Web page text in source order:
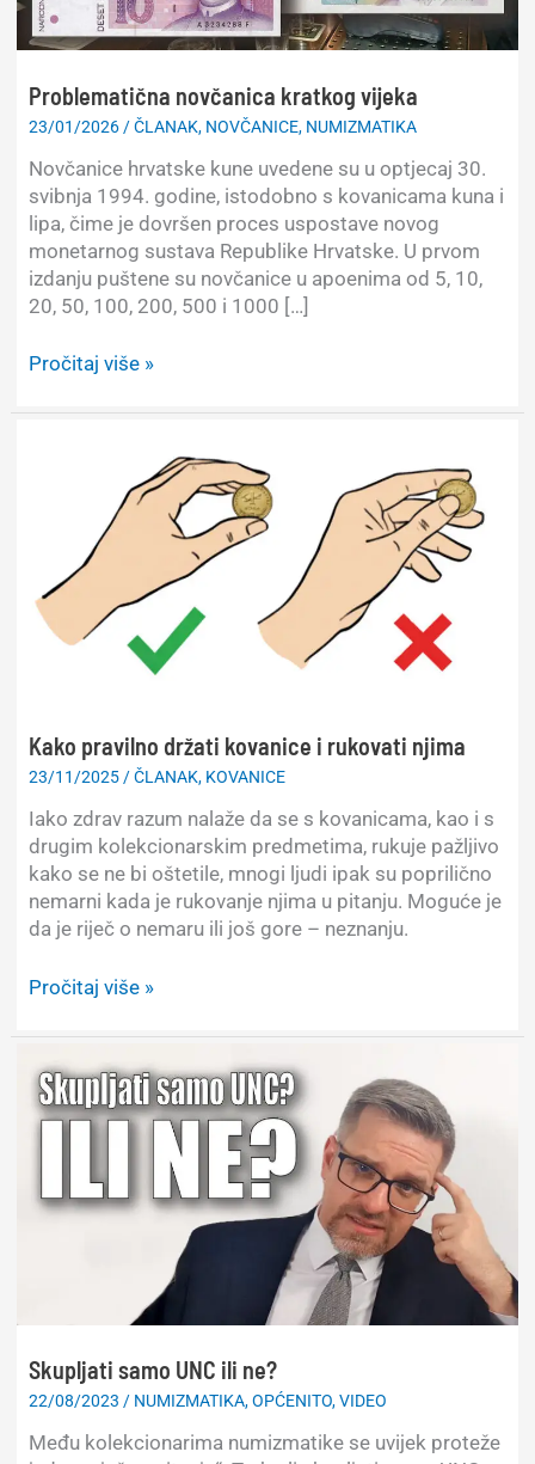
Problematična novčanica kratkog vijeka
23/01/2026 /ČLANAK, NOVČANICE, NUMIZMATIKA
Novčanice hrvatske kune uvedene su u optjecaj 30.
svibnja 1994. godine, istodobno s kovanicama kuna i
lipa, čime je dovršen proces uspostave novog
monetarnog sustava Republike Hrvatske. U prvom
izdanju puštene su novčanice u apoenima od 5, 10,
20, 50, 100, 200, 500 i 1000 […]
Problematična
kratkog
Pročitaj više »
Kako pravilno držati kovanice i rukovati njima
23/11/2025/ČLANAK, KOVANICE
Iako zdrav razum nalaže da se s kovanicama, kao i s
drugim kolekcionarskim predmetima, rukuje pažljivo
kako se ne bi oštetile, mnogi ljudi ipak su poprilično
nemarni kada je rukovanje njima u pitanju. Moguće je
da je riječ o nemaru ili još gore – neznanju.
Kako
držati
kovanice
rukovati
Pročitaj više »
Skupljati samo UNC ili ne?
22/08/2023 / NUMIZMATIKA,OPĆENITO,VIDEO
Među kolekcionarima numizmatike se uvijek proteže